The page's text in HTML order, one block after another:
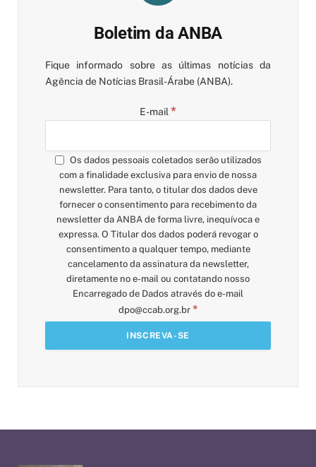
Boletim da ANBA
Fique informado sobre as últimas notícias da
Agência de Notícias Brasil-Árabe (ANBA).
E-mail *
Os dados pessoais coletados serão utilizados
com a finalidade exclusiva para envio de nossa
newsletter. Para tanto, o titular dos dados deve
fornecer o consentimento para recebimento da
newsletter da ANBA de forma livre, inequívoca e
expressa. O Titular dos dados poderá revogar o
consentimento a qualquer tempo, mediante
cancelamento da assinatura da newsletter,
diretamente no e-mail ou contatando nosso
Encarregado de Dados através do e-mail
dpo@ccab.org.br *